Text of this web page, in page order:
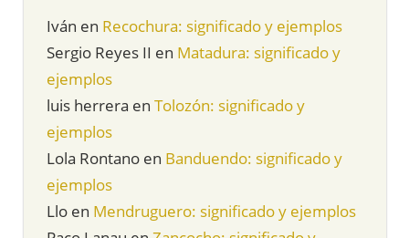
Iván en Recochura: significado y ejemplos
Sergio Reyes II en Matadura: significado y
ejemplos
luis herrera en Tolozón: significado y
ejemplos
Lola Rontano en Banduendo: significado y
ejemplos
Llo en Mendruguero: significado y ejemplos